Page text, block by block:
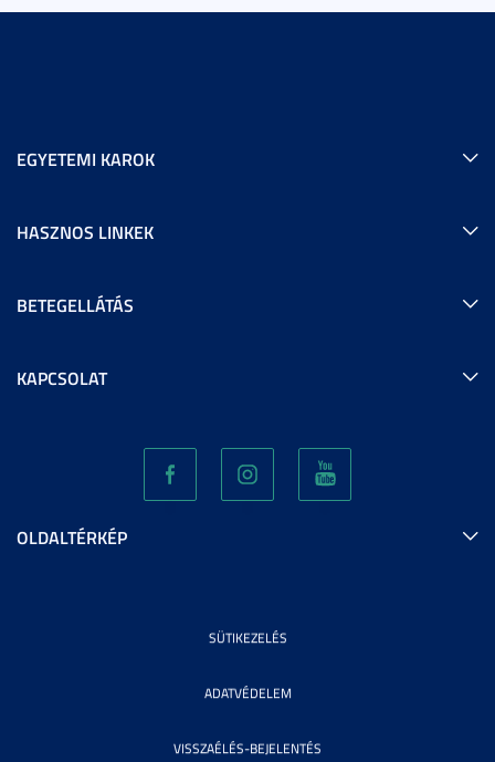
EGYETEMI KAROK
HASZNOS LINKEK
BETEGELLÁTÁS
KAPCSOLAT
OLDALTÉRKÉP
SÜTIKEZELÉS
ADATVÉDELEM
VISSZAÉLÉS-BEJELENTÉS